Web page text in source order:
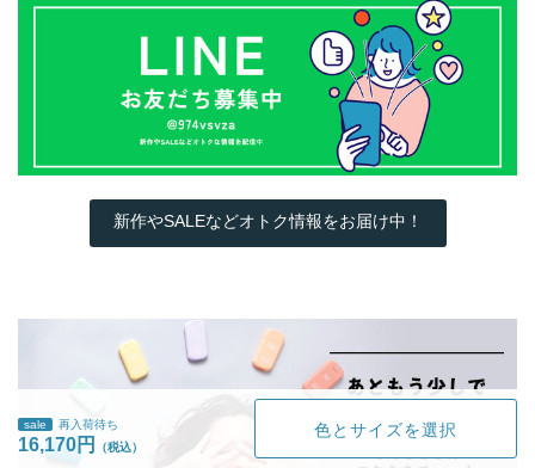
新作やSALEなどオトク情報をお届け中！
sale 再入荷待ち
16,170円
色とサイズを選択